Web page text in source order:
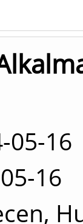
05-16
16